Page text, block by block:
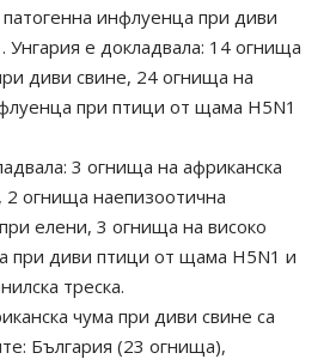
инфлуенца при диви
е докладвала: 14 огнища
диви свине, 24 огнища на
при птици от щама H5N1
3 огнища на африканска
2 огнища наепизоотична
елени, 3 огнища на високо
при диви птици от щама H5N1 и
треска.
чума при диви свине са
България (23 огнища),